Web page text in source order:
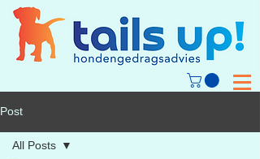
Post
All Posts